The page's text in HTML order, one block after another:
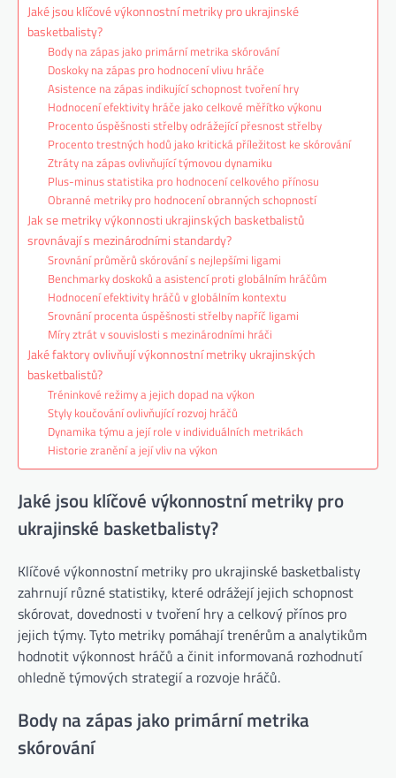
Jaké jsou klíčové výkonnostní metriky pro ukrajinské
basketbalisty?
Body na zápas jako primární metrika skórování
Doskoky na zápas pro hodnocení vlivu hráče
Asistence na zápas indikující schopnost tvoření hry
Hodnocení efektivity hráče jako celkové měřítko výkonu
Procento úspěšnosti střelby odrážející přesnost střelby
Procento trestných hodů jako kritická příležitost ke skórování
Ztráty na zápas ovlivňující týmovou dynamiku
Plus-minus statistika pro hodnocení celkového přínosu
Obranné metriky pro hodnocení obranných schopností
Jak se metriky výkonnosti ukrajinských basketbalistů
srovnávají s mezinárodními standardy?
Srovnání průměrů skórování s nejlepšími ligami
Benchmarky doskoků a asistencí proti globálním hráčům
Hodnocení efektivity hráčů v globálním kontextu
Srovnání procenta úspěšnosti střelby napříč ligami
Míry ztrát v souvislosti s mezinárodními hráči
Jaké faktory ovlivňují výkonnostní metriky ukrajinských
basketbalistů?
Tréninkové režimy a jejich dopad na výkon
Styly koučování ovlivňující rozvoj hráčů
Dynamika týmu a její role v individuálních metrikách
Historie zranění a její vliv na výkon
Jaké jsou klíčové výkonnostní metriky pro
ukrajinské basketbalisty?
Klíčové výkonnostní metriky pro ukrajinské basketbalisty
zahrnují různé statistiky, které odrážejí jejich schopnost
skórovat, dovednosti v tvoření hry a celkový přínos pro
jejich týmy. Tyto metriky pomáhají trenérům a analytikům
hodnotit výkonnost hráčů a činit informovaná rozhodnutí
ohledně týmových strategií a rozvoje hráčů.
Body na zápas jako primární metrika
skórování